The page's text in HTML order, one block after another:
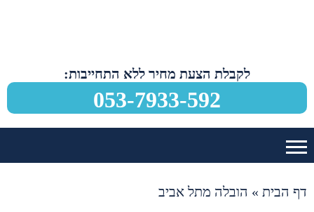
לקבלת הצעת מחיר ללא התחייבות:
053-7933-592
דף הבית » הובלה מתל אביב